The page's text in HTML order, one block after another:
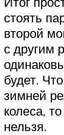
стоять
второй
с другим
будет.
зимней
колеса,
нельзя.